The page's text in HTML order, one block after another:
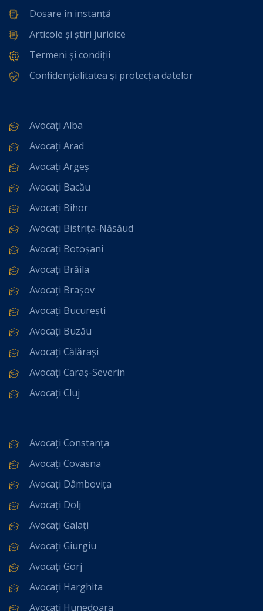
Dosare în instanță
Articole și știri juridice
Termeni și condiții
Confidențialitatea și protecția datelor
Avocați Alba
Avocați Arad
Avocați Argeș
Avocați Bacău
Avocați Bihor
Avocați Bistrița-Năsăud
Avocați Botoșani
Avocați Brăila
Avocați Brașov
Avocați București
Avocați Buzău
Avocați Călărași
Avocați Caraș-Severin
Avocați Cluj
Avocați Constanța
Avocați Covasna
Avocați Dâmbovița
Avocați Dolj
Avocați Galați
Avocați Giurgiu
Avocați Gorj
Avocați Harghita
Avocați Hunedoara